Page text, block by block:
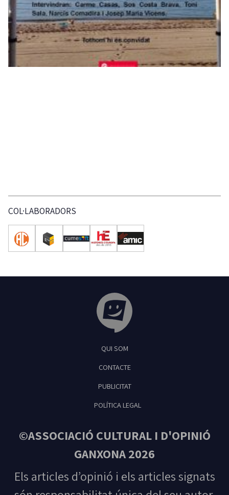
COL·LABORADORS
Feliu de Guíxols
QUI SOM
CONTACTE
PUBLICITAT
POLÍTICA LEGAL
©ASSOCIACIÓ CULTURAL I D'OPINIÓ
GANXONA 2026
Els articles d’opinió i els articles signats